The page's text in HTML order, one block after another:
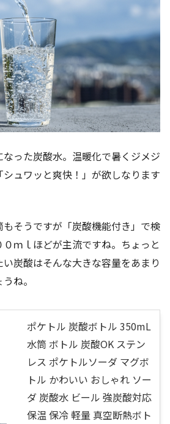
った炭酸水。温暖化で暑くジメジ
ュワッと爽快！」が欲しなります
そうですが「炭酸機能付き」で検
ｍｌほどが主流ですね。ちょっと
炭酸はそんな大きな容量をあまり
ね。
ポケトル 炭酸ボトル 350mL
水筒 ボトル 炭酸OK ステン
レス ポケトルソーダ マグボ
トル かわいい おしゃれ ソー
ダ 炭酸水 ビール 強炭酸対応
保温 保冷 軽量 真空断熱ボト